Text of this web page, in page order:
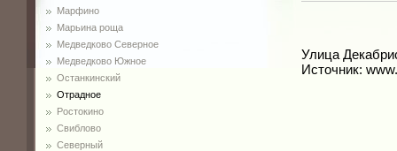
Марфино
Марьина роща
Медведково Северное
Медведково Южное
Останкинский
Отрадное
Ростокино
Свиблово
Северный
Улица
Источник: